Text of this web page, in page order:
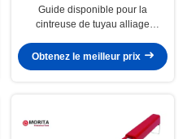
Guide disponible pour la
cintreuse de tuyau alliage
22mm maintenant la forme de
tuyau aucun rider
Obtenez le meilleur prix